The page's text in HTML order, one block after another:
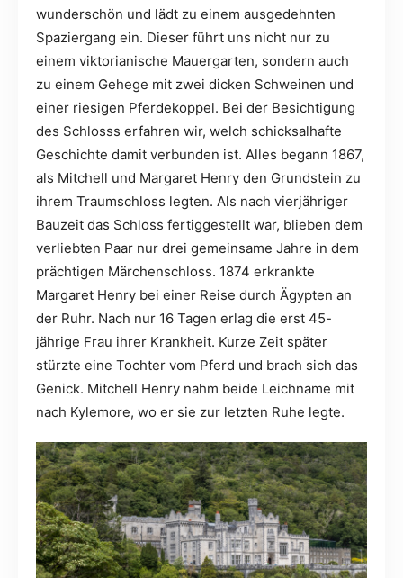
wunderschön und lädt zu einem ausgedehnten
Spaziergang ein. Dieser führt uns nicht nur zu
einem viktorianische Mauergarten, sondern auch
zu einem Gehege mit zwei dicken Schweinen und
einer riesigen Pferdekoppel. Bei der Besichtigung
des Schlosss erfahren wir, welch schicksalhafte
Geschichte damit verbunden ist. Alles begann 1867,
als Mitchell und Margaret Henry den Grundstein zu
ihrem Traumschloss legten. Als nach vierjähriger
Bauzeit das Schloss fertiggestellt war, blieben dem
verliebten Paar nur drei gemeinsame Jahre in dem
prächtigen Märchenschloss. 1874 erkrankte
Margaret Henry bei einer Reise durch Ägypten an
der Ruhr. Nach nur 16 Tagen erlag die erst 45-
jährige Frau ihrer Krankheit. Kurze Zeit später
stürzte eine Tochter vom Pferd und brach sich das
Genick. Mitchell Henry nahm beide Leichname mit
nach Kylemore, wo er sie zur letzten Ruhe legte.